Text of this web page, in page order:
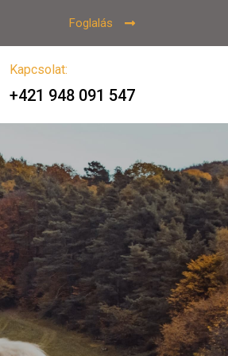
Foglalás
Kapcsolat:
+421 948 091 547